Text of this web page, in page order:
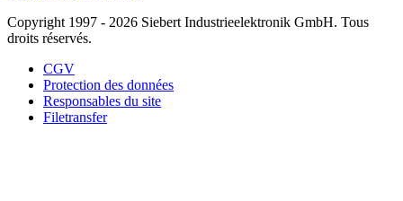
Copyright 1997 - 2026 Siebert Industrieelektronik GmbH. Tous
droits réservés.
CGV
Protection des données
Responsables du site
Filetransfer